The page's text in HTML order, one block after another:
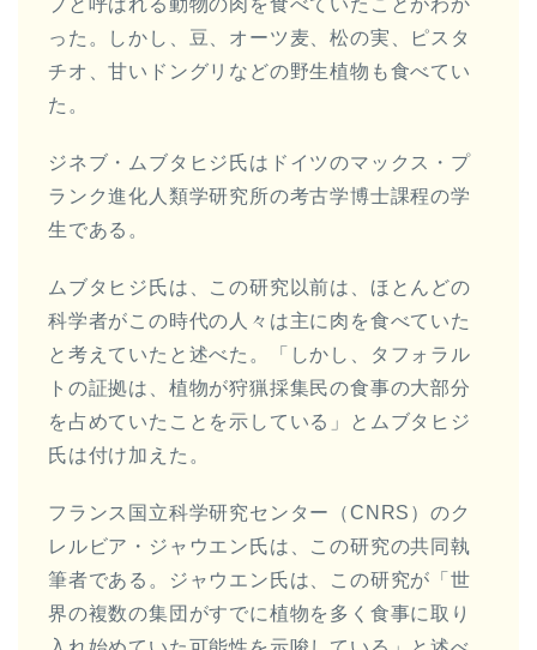
プと呼ばれる動物の肉を食べていたことがわか
った。しかし、豆、オーツ麦、松の実、ピスタ
チオ、甘いドングリなどの野生植物も食べてい
た。
ジネブ・ムブタヒジ氏はドイツのマックス・プ
ランク進化人類学研究所の考古学博士課程の学
生である。
ムブタヒジ氏は、この研究以前は、ほとんどの
科学者がこの時代の人々は主に肉を食べていた
と考えていたと述べた。「しかし、タフォラル
トの証拠は、植物が狩猟採集民の食事の大部分
を占めていたことを示している」とムブタヒジ
氏は付け加えた。
フランス国立科学研究センター（CNRS）のク
レルビア・ジャウエン氏は、この研究の共同執
筆者である。ジャウエン氏は、この研究が「世
界の複数の集団がすでに植物を多く食事に取り